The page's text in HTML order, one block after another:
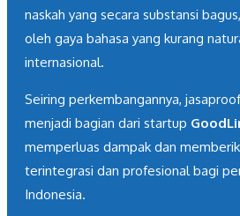
naskah yang secara substansi
oleh gaya bahasa yang kurang
internasional.
Seiring perkembangannya,
menjadi bagian dari startup
memperluas dampak dan
terintegrasi dan profesional bagi
Indonesia.